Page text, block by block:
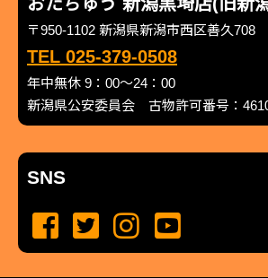
〒950-1102 新潟県新潟市西区善久708
TEL 025-379-0508
年中無休 9：00～24：00
新潟県公安委員会 古物許可番号：
SNS